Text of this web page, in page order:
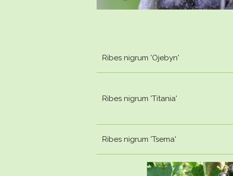
Ribes nigrum 'Ojebyn'
Ribes nigrum 'Titania'
Ribes nigrum 'Tsema'